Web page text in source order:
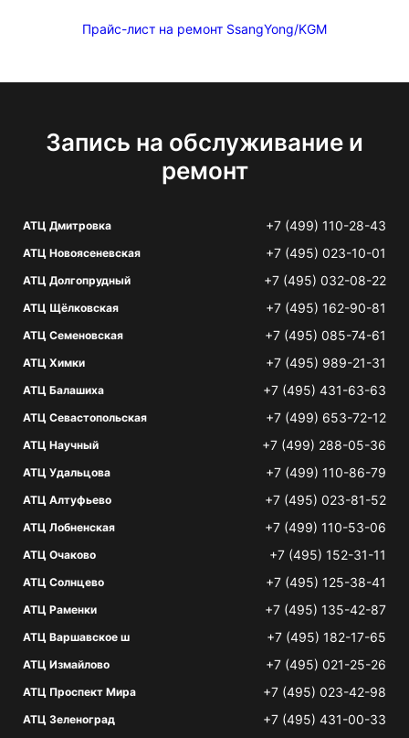
Прайс-лист на ремонт SsangYong/KGM
Запись на обслуживание и
ремонт
АТЦ Дмитровка +7 (499) 110-28-43
АТЦ Новоясеневская +7 (495) 023-10-01
АТЦ Долгопрудный +7 (495) 032-08-22
АТЦ Щёлковская +7 (495) 162-90-81
АТЦ Семеновская +7 (495) 085-74-61
АТЦ Химки +7 (495) 989-21-31
АТЦ Балашиха +7 (495) 431-63-63
АТЦ Севастопольская +7 (499) 653-72-12
АТЦ Научный +7 (499) 288-05-36
АТЦ Удальцова +7 (499) 110-86-79
АТЦ Алтуфьево +7 (495) 023-81-52
АТЦ Лобненская +7 (499) 110-53-06
АТЦ Очаково +7 (495) 152-31-11
АТЦ Солнцево +7 (495) 125-38-41
АТЦ Раменки +7 (495) 135-42-87
АТЦ Варшавское ш +7 (495) 182-17-65
АТЦ Измайлово +7 (495) 021-25-26
АТЦ Проспект Мира +7 (495) 023-42-98
АТЦ Зеленоград +7 (495) 431-00-33